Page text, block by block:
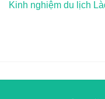
Kinh nghiệm du lịch